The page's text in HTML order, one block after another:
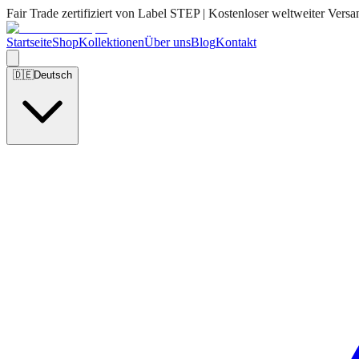
Fair Trade zertifiziert von Label STEP | Kostenloser weltweiter
StartseiteShopKollektionenÜber unsBlogKontakt
🇩🇪Deutsch